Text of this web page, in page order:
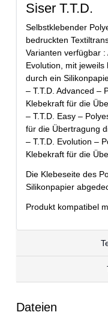
Siser T.T.D.
Selbstklebender
bedruckten
Varianten verfügbar
Evolution, mit
durch ein
– T.T.D. Advanced –
Klebekraft für die
– T.T.D. Easy –
für die Übertragung
– T.T.D. Evolution –
Klebekraft für die
Die Klebeseite des
Silikonpapier
Produkt kompatibel
Dateien